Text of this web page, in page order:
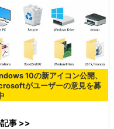
10の新アイコン公開、
がユーザーの意見を募
事 >>